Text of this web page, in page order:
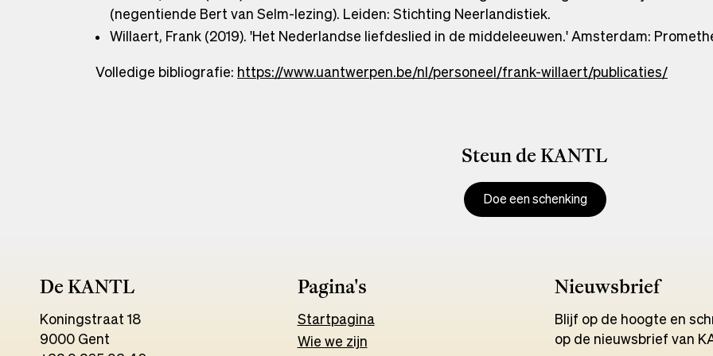
(negentiende Bert van Selm-lezing). Leiden: Stichting Neerlandistiek.
Willaert, Frank (2019). 'Het Nederlandse liefdeslied in de middeleeuwen.' Amsterdam:
Volledige bibliografie: https://www.uantwerpen.be/nl/personeel/frank-willaert/publicaties/
Steun de KANTL
Doe een schenking
De KANTL
Koningstraat 18
9000 Gent
Pagina's
Startpagina
Wie we zijn
Nieuwsbrief
Blijf op de hoogte en
op de nieuwsbrief van